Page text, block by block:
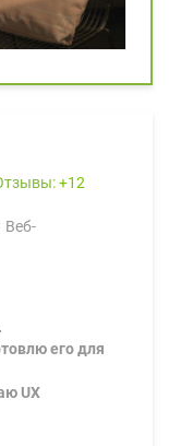
12
Веб-
его для
UX